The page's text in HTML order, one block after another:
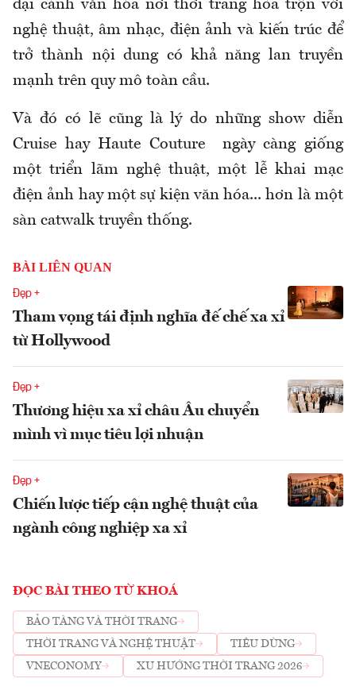
đại cảnh văn hóa nơi thời trang hòa trộn với
nghệ thuật, âm nhạc, điện ảnh và kiến trúc để
trở thành nội dung có khả năng lan truyền
mạnh trên quy mô toàn cầu.
Và đó có lẽ cũng là lý do những show diễn
Cruise hay Haute Couture ngày càng giống
một triển lãm nghệ thuật, một lễ khai mạc
điện ảnh hay một sự kiện văn hóa... hơn là một
sàn catwalk truyền thống.
BÀI LIÊN QUAN
Đẹp +
Tham vọng tái định nghĩa đế chế xa xỉ
từ Hollywood
Đẹp +
Thương hiệu xa xỉ châu Âu chuyển
mình vì mục tiêu lợi nhuận
Đẹp +
Chiến lược tiếp cận nghệ thuật của
ngành công nghiệp xa xỉ
ĐỌC BÀI THEO TỪ KHOÁ
BẢO TÀNG VÀ THỜI TRANG
THỜI TRANG VÀ NGHỆ THUẬT
TIÊU DÙNG
VNECONOMY
XU HƯỚNG THỜI TRANG 2026